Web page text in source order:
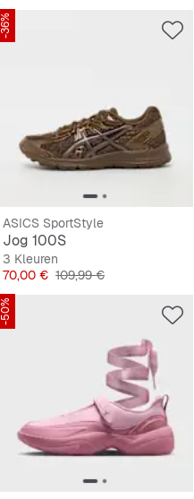
-36%
ASICS SportStyle
Jog 100S
3 Kleuren
Prijs
70,00 € Originele Prijs
109,99 €
-50%